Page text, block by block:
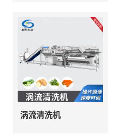
涡流清洗机